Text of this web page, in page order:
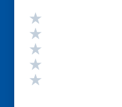
Valutazione